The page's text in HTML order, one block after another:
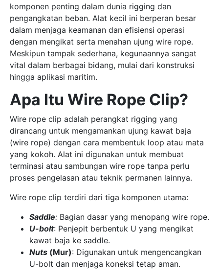
komponen penting dalam dunia rigging dan
pengangkatan beban. Alat kecil ini berperan besar
dalam menjaga keamanan dan efisiensi operasi
dengan mengikat serta menahan ujung wire rope.
Meskipun tampak sederhana, kegunaannya sangat
vital dalam berbagai bidang, mulai dari konstruksi
hingga aplikasi maritim.
Apa Itu Wire Rope Clip?
Wire rope clip adalah perangkat rigging yang
dirancang untuk mengamankan ujung kawat baja
(wire rope) dengan cara membentuk loop atau mata
yang kokoh. Alat ini digunakan untuk membuat
terminasi atau sambungan wire rope tanpa perlu
proses pengelasan atau teknik permanen lainnya.
Wire rope clip terdiri dari tiga komponen utama:
Saddle: Bagian dasar yang menopang wire rope.
U-bolt: Penjepit berbentuk U yang mengikat
kawat baja ke saddle.
Nuts (Mur): Digunakan untuk mengencangkan
U-bolt dan menjaga koneksi tetap aman.